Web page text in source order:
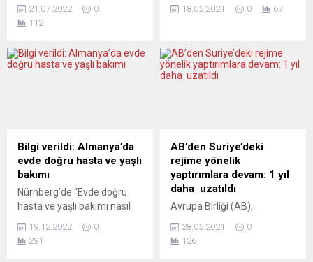
Ahrweiler şehirlerinde pide,
su, temizlik malzemesi,...
Laurent-sur-Sevre kenti
tarihinin en düşük
seviyesine gerilediği
Kurumu (CBS), tüketicilerin
harcamalarını ve ekonomiye
haziranda eksi 50 olan
endeks, temmuzda 1 puan
gerilemeyle...
21.07.2022
0
112
Konseyi (ZMD) alınmazken,
yer verildi. ZMD konuyu
yargıya taşıyor. Kuzey Ren-
uzantısı olduğu iddiasıyla
daha önce kurul üyeliği
askıya alınan Diyanet İşleri
Türk İslam Birliği...
18.05.2021 0 67
Bilgi verildi: Almanya’da
evde doğru hasta ve yaşlı
bakımı
Nürnberg’de “Evde doğru
hasta ve yaşlı bakımı nasıl
bilgilendirme toplantısı
düzenledi. Toplantıya
19.12.2022
0
291
AB’den Suriye’deki
rejime yönelik
yaptırımlara devam: 1 yıl
daha uzatıldı
Avrupa Birliği (AB),
rejimine yönelik mevcut
yaptırımların 1 yıl
28.05.2021
0
126